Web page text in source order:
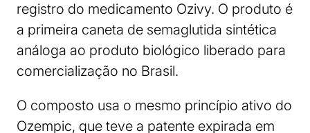
registro do medicamento Ozivy. O produto é
a primeira caneta de semaglutida sintética
análoga ao produto biológico liberado para
comercialização no Brasil.
O composto usa o mesmo princípio ativo do
Ozempic, que teve a patente expirada em